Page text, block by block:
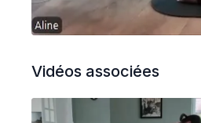
Vidéos associées